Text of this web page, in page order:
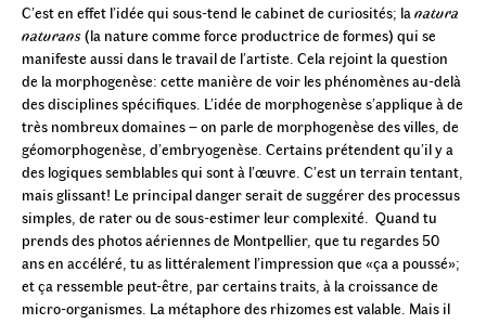
C’est en effet l’idée qui sous-tend le cabinet de curiosités; lanatura
naturans(la nature comme force productrice de formes) qui se
manifeste aussi dans le travail de l’artiste. Cela rejoint la question
de la morphogenèse: cette manière de voir les phénomènes au-delà
des disciplines spécifiques. L’idée de morphogenèse s’applique à de
très nombreux domaines – on parle de morphogenèse des villes, de
géomorphogenèse, d’embryogenèse. Certains prétendent qu’il y a
des logiques semblables qui sont à l’œuvre. C’est un terrain tentant,
mais glissant! Le principal danger serait de suggérer des processus
simples, de rater ou de sous-estimer leur complexité. Quand tu
prends des photos aériennes de Montpellier, que tu regardes 50
ans en accéléré, tu as littéralement l’impression que «ça a poussé»;
et ça ressemble peut-être, par certains traits, à la croissance de
micro-organismes. La métaphore des rhizomes est valable. Mais il